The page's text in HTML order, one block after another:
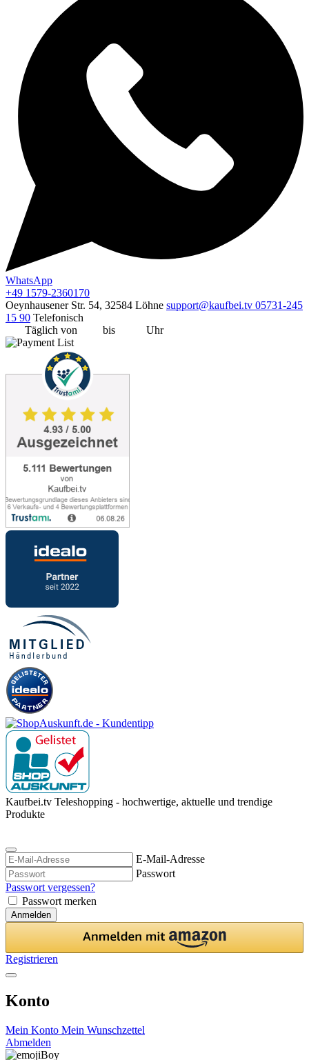
WhatsApp
+49 1579-2360170
Oeynhausener Str. 54, 32584 Löhne support@kaufbei.tv 05731-245
15 90 Telefonisch
Täglich von
bis Uhr
Kaufbei.tv Teleshopping - hochwertige, aktuelle und trendige
Produkte
E-Mail-Adresse
Passwort
Passwort vergessen?
Passwort merken
Anmelden
Registrieren
Konto
Mein Konto Mein Wunschzettel
Abmelden